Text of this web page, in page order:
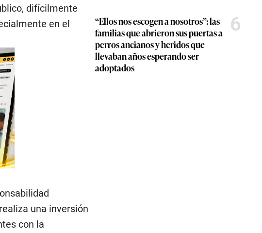
difícilmente
en el
una inversión
con la
“Ellos nos escogen a nosotros”: las
familias que abrieron sus puertas a
perros ancianos y heridos que
llevaban años esperando ser
adoptados
6